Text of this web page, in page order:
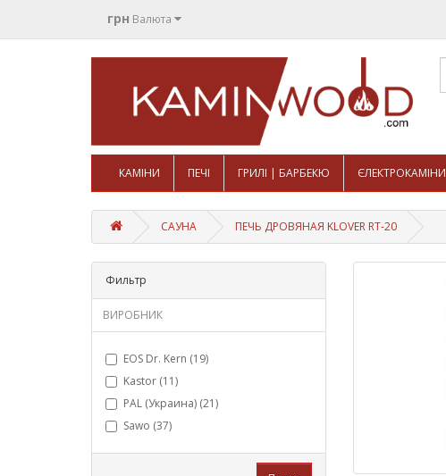
грн Валюта
КАМІНИ ПЕЧІ ГРИЛІ | БАРБЕКЮ ЄЛЕКТРОКАМІНИ
САУНА ПЕЧЬ ДРОВЯНАЯ KLOVER RT-20
Фильтр
ВИРОБНИК
EOS Dr. Kern (19)
Kastor (11)
PAL (Украина) (21)
Sawo (37)